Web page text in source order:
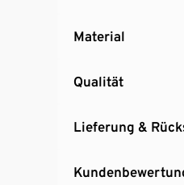
Material
Qualität
Lieferung &